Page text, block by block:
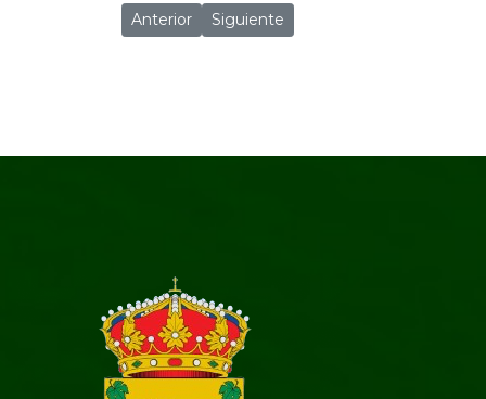
Artículo anterior: ENCUENTROS DE MUJERES
Anterior Artículo siguiente: PLAN MAYOR
Siguiente